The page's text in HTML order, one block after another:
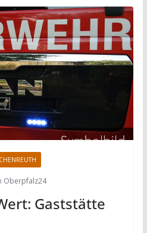
Oberpfalz24
Gaststätte